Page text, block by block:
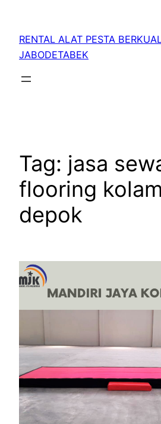
RENTAL ALAT PESTA
JABODETABEK
Tag: jasa
flooring
depok